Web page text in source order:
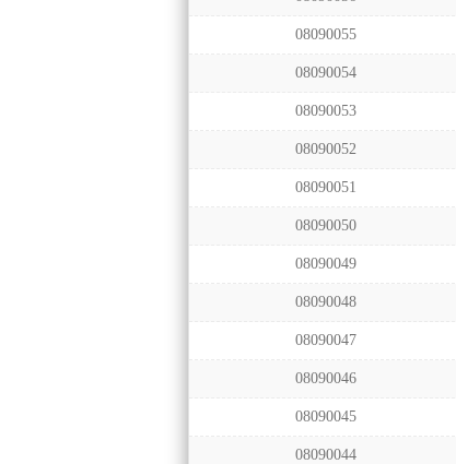
08090055
08090054
08090053
08090052
08090051
08090050
08090049
08090048
08090047
08090046
08090045
08090044